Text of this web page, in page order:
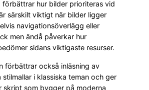
förbättrar hur bilder prioriteras vid
särskilt viktigt när bilder ligger
navigationsöverlägg eller
men ändå påverkar hur
sidans viktigaste resurser.
förbättrar också inläsning av
i klassiska teman och ger
skript som bygger på moderna